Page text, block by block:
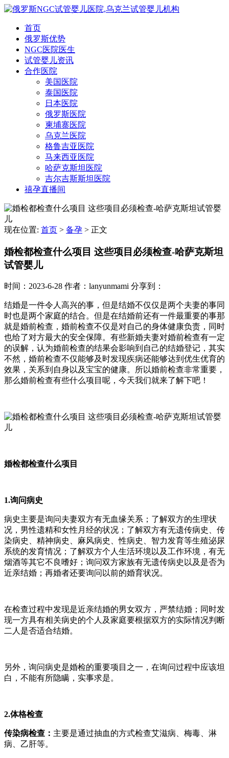
首页
俄罗斯优势
NGC医院医生
试管婴儿资讯
合作医院
美国医院
泰国医院
日本医院
俄罗斯医院
柬埔寨医院
乌克兰医院
格鲁吉亚医院
马来西亚医院
哈萨克斯坦医院
吉尔吉斯斯坦医院
禧孕直播间
现在位置: 首页 > 备孕 > 正文
婚检都检查什么项目 这些项目必须检查-哈萨克斯坦
试管婴儿
时间：2023-6-28 作者：lanyunmami 分享到：
结婚是一件令人高兴的事，但是结婚不仅仅是两个夫妻的事同
时也是两个家庭的结合。但是在结婚前还有一件最重要的事那
就是婚前检查，婚前检查不仅是对自己的身体健康负责，同时
也给了对方最大的安全保障。有些新婚夫妻对婚前检查有一定
的误解，认为婚前检查的结果会影响到自己的结婚登记，其实
不然，婚前检查不仅能够及时发现疾病还能够达到优生优育的
效果，关系到自身以及宝宝的健康。所以婚前检查非常重要，
那么婚前检查有些什么项目呢，今天我们就来了解下吧！
婚检都检查什么项目
1.询问病史
病史主要是询问夫妻双方有无血缘关系；了解双方的生理状
况，男性遗精和女性月经的状况；了解双方有无遗传病史、传
染病史、精神病史、麻风病史、性病史、智力发育等生殖泌尿
系统的发育情况；了解双方个人生活环境以及工作环境，有无
烟酒等其它不良嗜好；询问双方家族有无遗传病史以及是否为
近亲结婚；再婚者还要询问以前的婚育状况。
在检查过程中发现是近亲结婚的男女双方，严禁结婚；同时发
现一方具有相关病史的个人及家庭要根据双方的实际情况判断
二人是否适合结婚。
另外，询问病史是婚检的重要项目之一，在询问过程中应该坦
白，不能有所隐瞒，实事求是。
2.体格检查
传染病检查： 主要是通过抽血的方式检查艾滋病、梅毒、淋
病、乙肝等。